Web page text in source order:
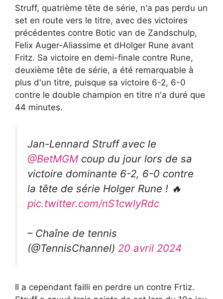
Struff, quatrième tête de série, n'a pas perdu un
set en route vers le titre, avec des victoires
précédentes contre Botic van de Zandschulp,
Felix Auger-Aliassime et dHolger Rune avant
Fritz. Sa victoire en demi-finale contre Rune,
deuxième tête de série, a été remarquable à
plus d'un titre, puisque sa victoire 6-2, 6-0
contre le double champion en titre n'a duré que
44 minutes.
Jan-Lennard Struff avec le
@BetMGM coup du jour lors de sa
victoire dominante 6-2, 6-0 contre
la tête de série Holger Rune ! 🔥
pic.twitter.com/nS1cwlyRdc
– Chaîne de tennis
(@TennisChannel) 20 avril 2024
Il a cependant failli en perdre un contre Frtiz.